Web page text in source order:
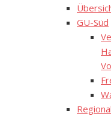
GU-Süd